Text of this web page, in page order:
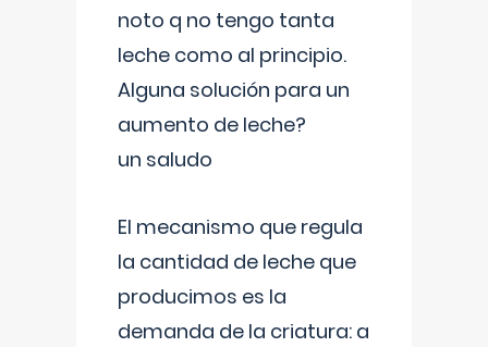
noto q no tengo tanta
leche como al principio.
Alguna solución para un
aumento de leche?
un saludo
El mecanismo que regula
la cantidad de leche que
producimos es la
demanda de la criatura: a